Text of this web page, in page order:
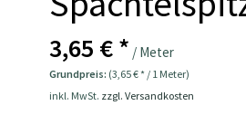
3,65 € * / Meter
Grundpreis: (3,65 € * / 1 Meter)
inkl. MwSt. zzgl. Versandkosten